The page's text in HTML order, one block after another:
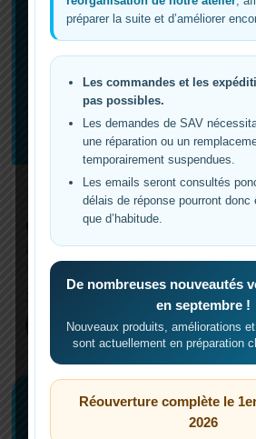
Compact & performant
CP-10MAX
Filtre à rouleau slim pour aquariums
selon le débit réel.
Voir →
préparer la suite et d’améliorer
Les commandes et les
pas possibles.
Les demandes de SAV
une réparation ou un
temporairement suspendues.
Les emails seront consultés
délais de réponse pourront donc
que d’habitude.
De nombreuses nouveautés
en septembre !
Nouveaux produits, améliorations
sont actuellement en préparation
Réouverture complète le
2026